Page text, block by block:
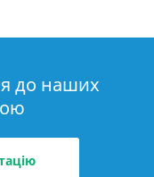
до наших